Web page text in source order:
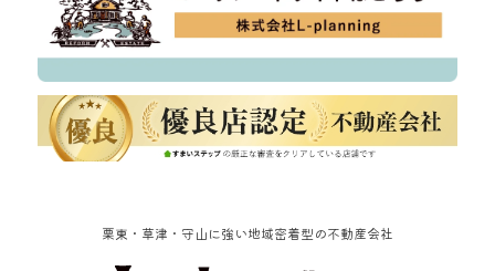
栗東・草津・守山に強い地域密着型の不動産会社